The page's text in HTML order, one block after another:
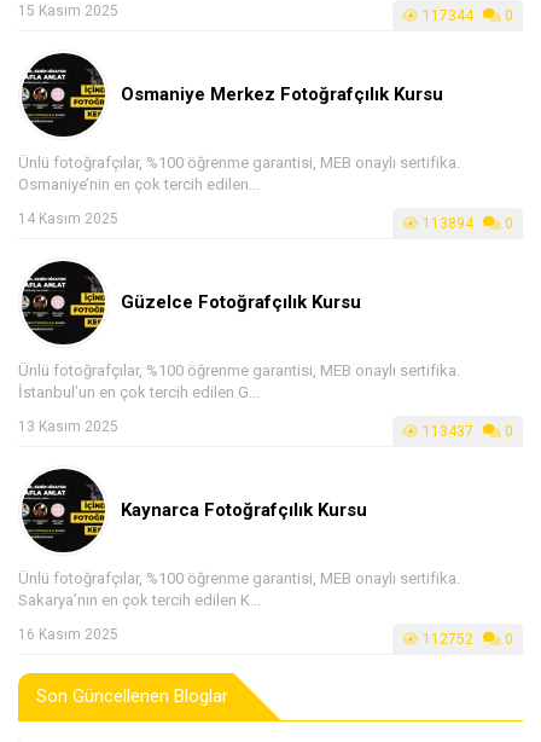
15 Kasım 2025 117344 0
Osmaniye Merkez Fotoğrafçılık Kursu
Ünlü fotoğrafçılar, %100 öğrenme garantisi, MEB onaylı sertifika.
Osmaniye’nin en çok tercih edilen...
14 Kasım 2025 113894 0
Güzelce Fotoğrafçılık Kursu
Ünlü fotoğrafçılar, %100 öğrenme garantisi, MEB onaylı sertifika.
İstanbul’un en çok tercih edilen G...
13 Kasım 2025 113437 0
Kaynarca Fotoğrafçılık Kursu
Ünlü fotoğrafçılar, %100 öğrenme garantisi, MEB onaylı sertifika.
Sakarya’nın en çok tercih edilen K...
16 Kasım 2025 112752 0
Son Güncellenen Bloglar